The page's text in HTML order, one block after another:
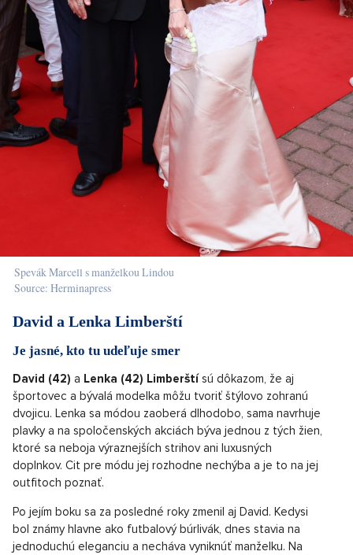
Spevák Marcell s manželkou Lindou
Source: Herminapress
David a Lenka Limberští
Je jasné, kto tu udeľuje smer
David (42) a Lenka (42) Limberštísú dôkazom, že aj
športovec a bývalá modelka môžu tvoriť štýlovo zohranú
dvojicu. Lenka sa módou zaoberá dlhodobo, sama navrhuje
plavky a na spoločenských akciách býva jednou z tých žien,
ktoré sa neboja výraznejších strihov ani luxusných
doplnkov. Cit pre módu jej rozhodne nechýba a je to na jej
outfitoch poznať.
Po jejím boku sa za posledné roky zmenil aj David. Kedysi
bol známy hlavne ako futbalový búrlivák, dnes stavia na
jednoduchú eleganciu a necháva vyniknúť manželku. Na